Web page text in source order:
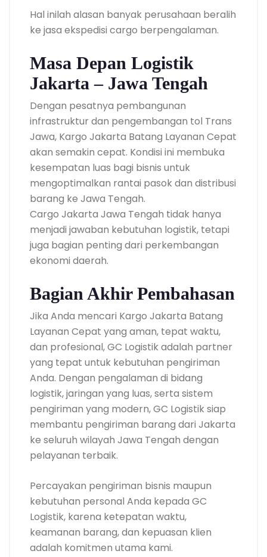
Hal inilah alasan banyak perusahaan beralih
ke jasa ekspedisi cargo berpengalaman.
Masa Depan Logistik
Jakarta – Jawa Tengah
Dengan pesatnya pembangunan
infrastruktur dan pengembangan tol Trans
Jawa, Kargo Jakarta Batang Layanan Cepat
akan semakin cepat. Kondisi ini membuka
kesempatan luas bagi bisnis untuk
mengoptimalkan rantai pasok dan distribusi
barang ke Jawa Tengah.
Cargo Jakarta Jawa Tengah tidak hanya
menjadi jawaban kebutuhan logistik, tetapi
juga bagian penting dari perkembangan
ekonomi daerah.
Bagian Akhir Pembahasan
Jika Anda mencari Kargo Jakarta Batang
Layanan Cepat yang aman, tepat waktu,
dan profesional, GC Logistik adalah partner
yang tepat untuk kebutuhan pengiriman
Anda. Dengan pengalaman di bidang
logistik, jaringan yang luas, serta sistem
pengiriman yang modern, GC Logistik siap
membantu pengiriman barang dari Jakarta
ke seluruh wilayah Jawa Tengah dengan
pelayanan terbaik.
Percayakan pengiriman bisnis maupun
kebutuhan personal Anda kepada GC
Logistik, karena ketepatan waktu,
keamanan barang, dan kepuasan klien
adalah komitmen utama kami.